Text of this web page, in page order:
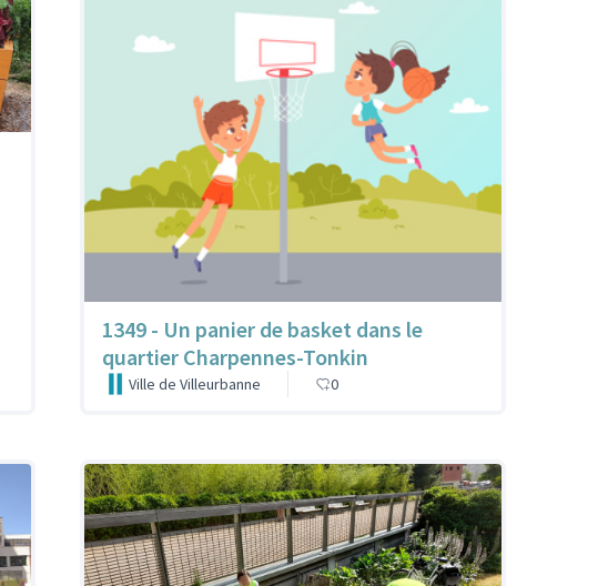
1349 - Un panier de basket dans le
quartier Charpennes-Tonkin
Ville de Villeurbanne 0